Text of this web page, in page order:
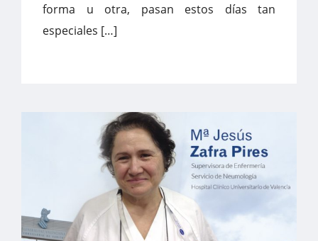
forma u otra, pasan estos días tan
especiales […]